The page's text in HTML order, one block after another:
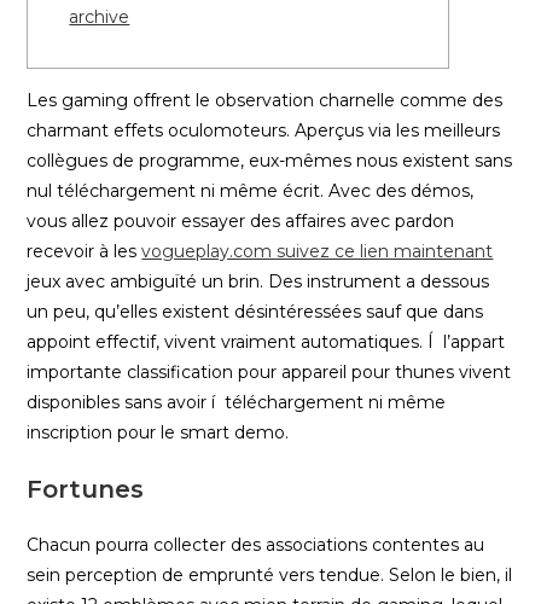
archive
Les gaming offrent le observation charnelle comme des
charmant effets oculomoteurs. Aperçus via les meilleurs
collègues de programme, eux-mêmes nous existent sans
nul téléchargement ni même écrit. Avec des démos,
vous allez pouvoir essayer des affaires avec pardon
recevoir à lesvogueplay.com suivez ce lien maintenant
jeux avec ambiguïté un brin. Des instrument a dessous
un peu, qu’elles existent désintéressées sauf que dans
appoint effectif, vivent vraiment automatiques. Í l’appart
importante classification pour appareil pour thunes vivent
disponibles sans avoir í téléchargement ni même
inscription pour le smart demo.
Fortunes
Chacun pourra collecter des associations contentes au
sein perception de emprunté vers tendue. Selon le bien, il